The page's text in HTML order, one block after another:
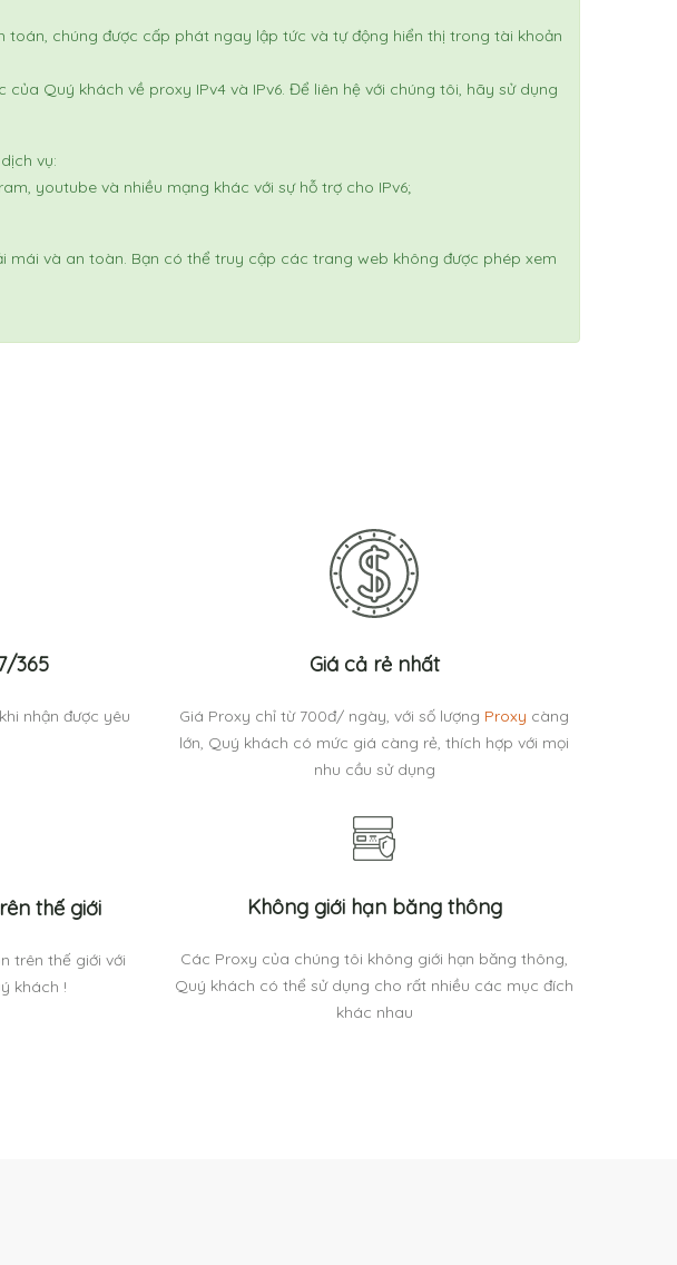
chúng được cấp phát ngay lập tức và tự động hiển thị trong tài khoản
Quý khách về proxy IPv4 và IPv6. Để liên hệ với chúng tôi, hãy sử dụng
vụ:
youtube và nhiều mạng khác với sự hỗ trợ cho IPv6;
mái và an toàn. Bạn có thể truy cập các trang web không được phép xem
365
nhận được yêu
Giá cả rẻ nhất
Giá Proxy chỉ từ 700đ/ ngày, với số lượng Proxy càng
lớn, Quý khách có mức giá càng rẻ, thích hợp với mọi
nhu cầu sử dụng
thế giới
trên thế giới với
khách !
Không giới hạn băng thông
Các Proxy của chúng tôi không giới hạn băng thông,
Quý khách có thể sử dụng cho rất nhiều các mục đích
khác nhau